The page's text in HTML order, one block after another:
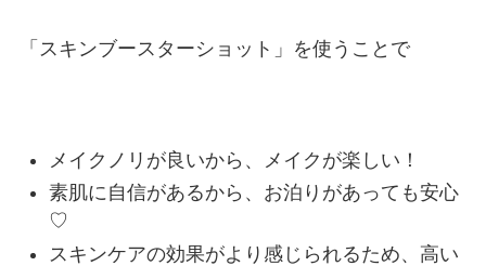
「スキンブースターショット」を使うことで
メイクノリが良いから、メイクが楽しい！
素肌に自信があるから、お泊りがあっても安心
♡
スキンケアの効果がより感じられるため、高い